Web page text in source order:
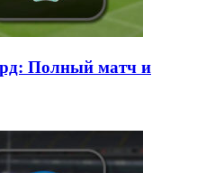
Полный матч и